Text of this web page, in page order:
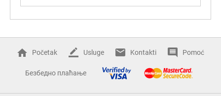
Početak Usluge Kontakti Pomoć
Безбедно плаћање